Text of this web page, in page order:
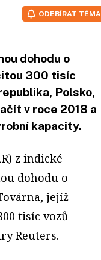
ODEBÍRAT TÉMA
dohodu o
300 tisíc
Polsko,
v roce 2018 a
kapacity.
z indické
dohodu o
jejíž
tisíc vozů
Reuters.